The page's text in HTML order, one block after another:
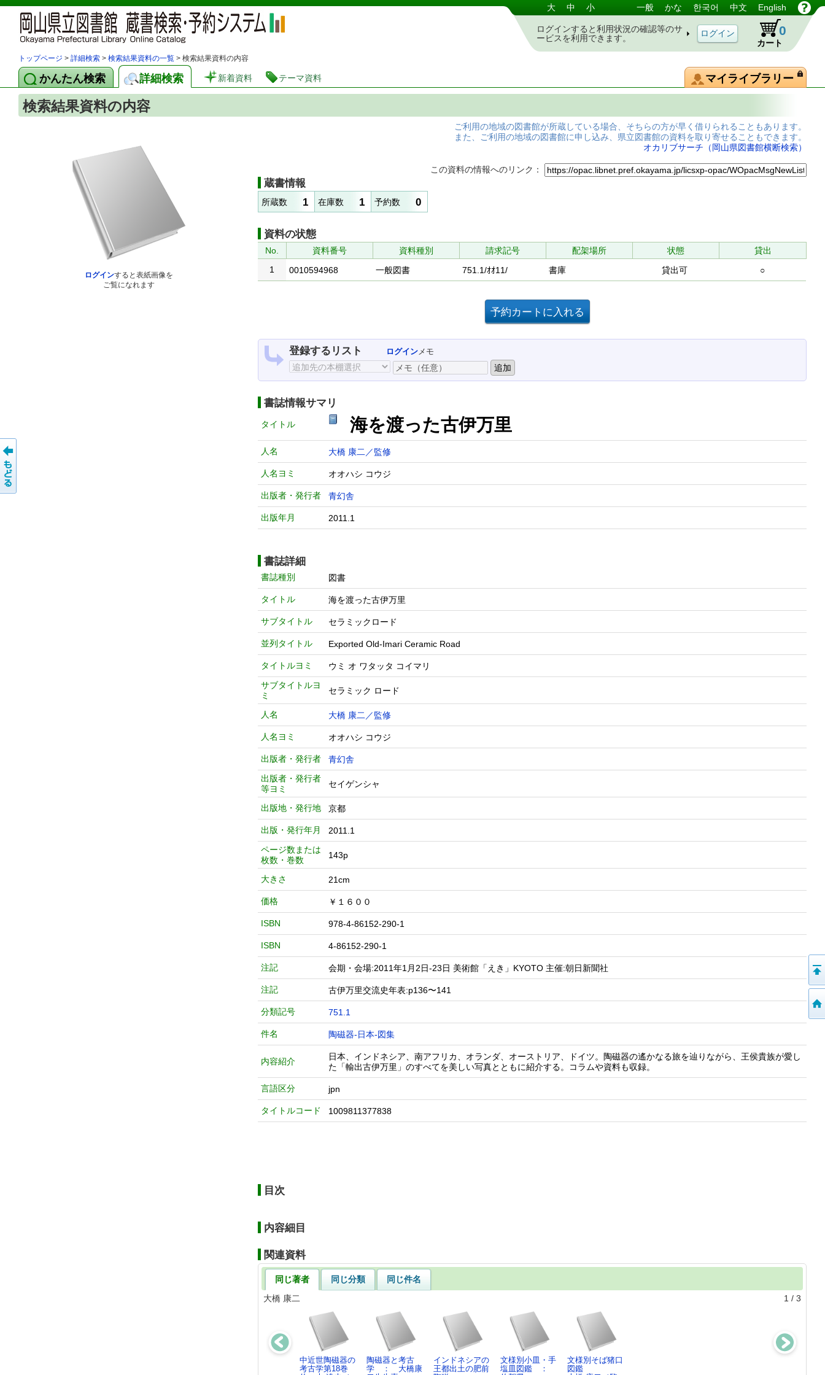
岡山県立図書館 蔵書検索・予約システム 大 中 小 一般 かな 한국어 中文 English
ログインすると利用状況の確認等のサ
ービスを利用できます。
カート
0
トップページ > 詳細検索 > 検索結果資料の一覧 > 検索結果資料の内容
かんたん検索 詳細検索 新着資料 テーマ資料 マイライブラリー
検索結果資料の内容
ログインすると表紙画像を
ご覧になれます
ご利用の地域の図書館が所蔵している場合、そちらの方が早く借りられることもあります。
また、ご利用の地域の図書館に申し込み、県立図書館の資料を取り寄せることもできます。
オカリブサーチ（岡山県図書館横断検索）
この資料の情報へのリンク：
蔵書情報
所蔵数 1 在庫数 1 予約数 0
資料の状態
No. 資料番号 資料種別 請求記号 配架場所 状態
貸出
1
0010594968 一般図書 751.1/ｵｵ11/ 書庫 貸出可 ○
登録するリスト ログインメモ
書誌情報サマリ
タイトル 海を渡った古伊万里
人名 大橋 康二／監修
人名ヨミ オオハシ コウジ
出版者・発行者 青幻舎
出版年月 2011.1
書誌詳細
書誌種別 図書
タイトル 海を渡った古伊万里
サブタイトル セラミックロード
並列タイトル Exported Old‐Imari Ceramic Road
タイトルヨミ
ウミ オ ワタッタ コイマリ
サブタイトルヨ
ミ
セラミック ロード
人名 大橋 康二／監修
人名ヨミ オオハシ コウジ
出版者・発行者
青幻舎
出版者・発行者
等ヨミ
セイゲンシャ
出版地・発行地 京都
出版・発行年月
2011.1
ページ数または
枚数・巻数
143p
大きさ 21cm
価格 ￥１６００
ISBN 978-4-86152-290-1
ISBN 4-86152-290-1
注記 会期・会場:2011年1月2日-23日 美術館「えき」KYOTO 主催:朝日新聞社
注記 古伊万里交流史年表:p136〜141
分類記号 751.1
件名 陶磁器-日本-図集
内容紹介
日本、インドネシア、南アフリカ、オランダ、オーストリア、ドイツ。陶磁器の遙かなる旅を辿りながら、王侯貴族が愛し
た「輸出古伊万里」のすべてを美しい写真とともに紹介する。コラムや資料も収録。
言語区分 jpn
タイトルコード 1009811377838
目次
内容細目
関連資料
同じ著者 同じ分類
同じ件名
大橋 康二
1 / 3
中近世陶磁器の
考古学第18巻
陶磁器と考古
学 ： 大橋康
インドネシアの
王都出土の肥前
文様別小皿・手
塩皿図鑑 ：
文様別そば猪口
図鑑